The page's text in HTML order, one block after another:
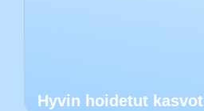
Hyvin hoidetut kasvot